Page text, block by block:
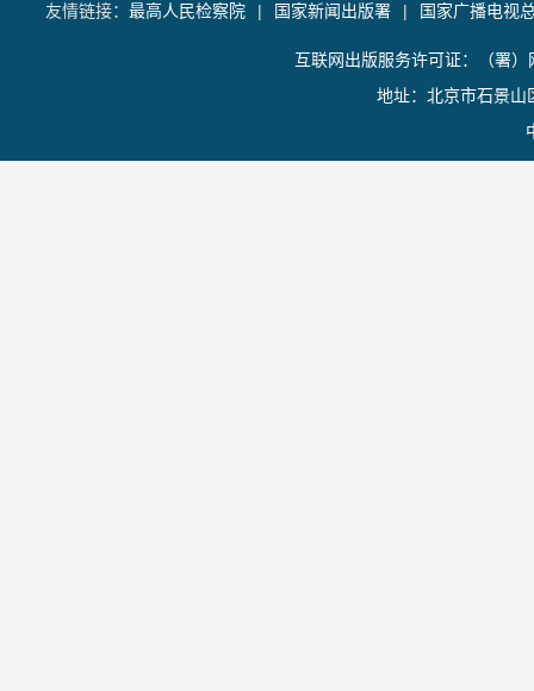
友情链接： 最高人民检察院 | 国家新闻出版署 | 国家广播电视
互联网出版服务许可证：（署
地址：北京市石景